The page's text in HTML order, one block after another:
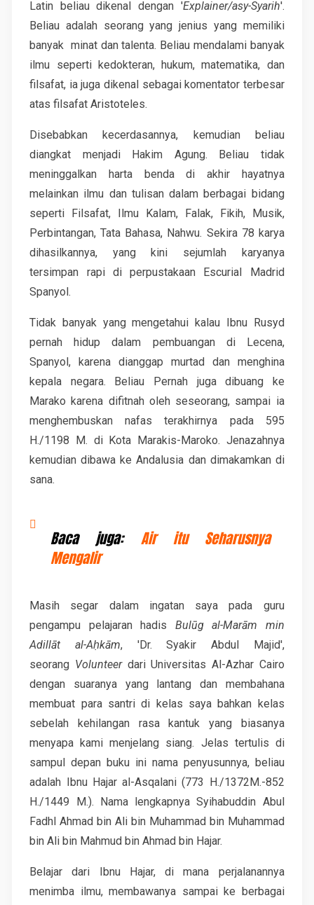
Latin beliau dikenal dengan 'Explainer/asy-Syarih'.
Beliau adalah seorang yang jenius yang memiliki
banyak minat dan talenta. Beliau mendalami banyak
ilmu seperti kedokteran, hukum, matematika, dan
filsafat, ia juga dikenal sebagai komentator terbesar
atas filsafat Aristoteles.
Disebabkan kecerdasannya, kemudian beliau
diangkat menjadi Hakim Agung. Beliau tidak
meninggalkan harta benda di akhir hayatnya
melainkan ilmu dan tulisan dalam berbagai bidang
seperti Filsafat, Ilmu Kalam, Falak, Fikih, Musik,
Perbintangan, Tata Bahasa, Nahwu. Sekira 78 karya
dihasilkannya, yang kini sejumlah karyanya
tersimpan rapi di perpustakaan Escurial Madrid
Spanyol.
Tidak banyak yang mengetahui kalau Ibnu Rusyd
pernah hidup dalam pembuangan di Lecena,
Spanyol, karena dianggap murtad dan menghina
kepala negara. Beliau Pernah juga dibuang ke
Marako karena difitnah oleh seseorang, sampai ia
menghembuskan nafas terakhirnya pada 595
H./1198 M. di Kota Marakis-Maroko. Jenazahnya
kemudian dibawa ke Andalusia dan dimakamkan di
sana.
Baca juga: Air itu Seharusnya
Mengalir
Masih segar dalam ingatan saya pada guru
pengampu pelajaran hadis Bulūg al-Marām min
Adillāt al-Aḥkām, 'Dr. Syakir Abdul Majid',
seorang Volunteerdari Universitas Al-Azhar Cairo
dengan suaranya yang lantang dan membahana
membuat para santri di kelas saya bahkan kelas
sebelah kehilangan rasa kantuk yang biasanya
menyapa kami menjelang siang. Jelas tertulis di
sampul depan buku ini nama penyusunnya, beliau
adalah Ibnu Hajar al-Asqalani (773 H./1372M.-852
H./1449 M.). Nama lengkapnya Syihabuddin Abul
Fadhl Ahmad bin Ali bin Muhammad bin Muhammad
bin Ali bin Mahmud bin Ahmad bin Hajar.
Belajar dari Ibnu Hajar, di mana perjalanannya
menimba ilmu, membawanya sampai ke berbagai